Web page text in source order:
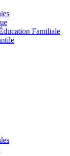
Familiale